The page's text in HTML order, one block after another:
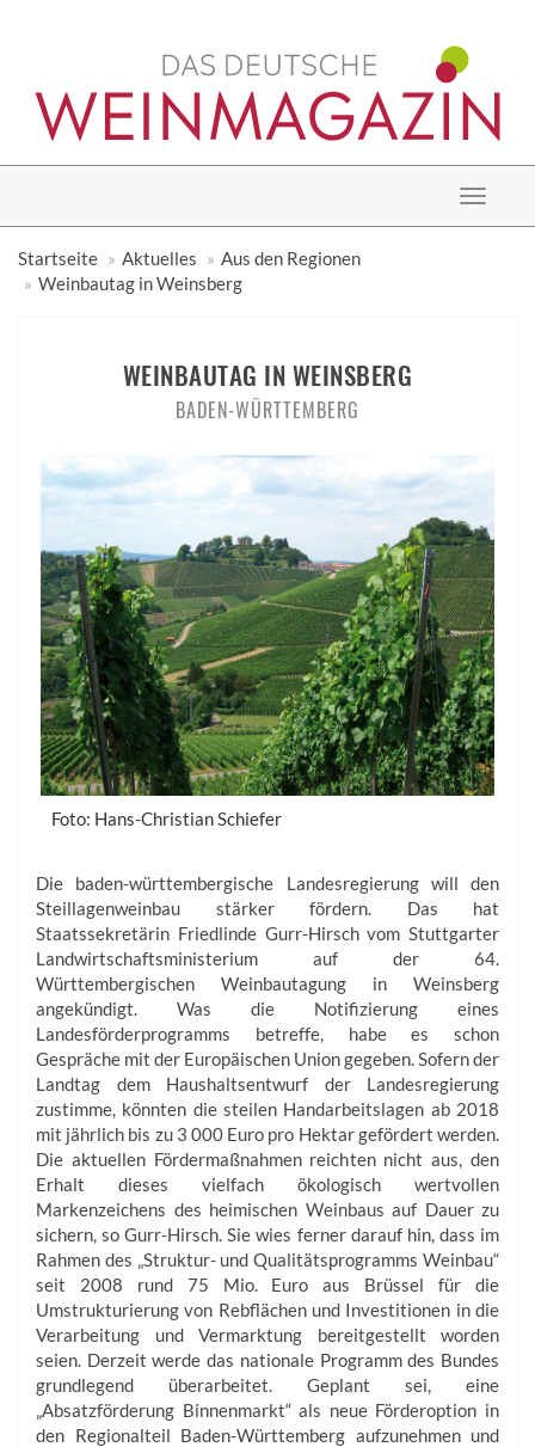
Toggle
Startseite
Aktuelles
Aus den Regionen
Weinbautag in Weinsberg
WEINBAUTAG IN WEINSBERG
BADEN-WÜRTTEMBERG
Foto: Hans-Christian Schiefer
Die baden-württembergische Landesregierung will den
Steillagenweinbau stärker fördern. Das hat
Staatssekretärin Friedlinde Gurr-Hirsch vom Stuttgarter
Landwirtschaftsministerium auf der 64.
Württembergischen Weinbautagung in Weinsberg
angekündigt. Was die Notifizierung eines
Landesförderprogramms betreffe, habe es schon
Gespräche mit der Europäischen Union gegeben. Sofern der
Landtag dem Haushaltsentwurf der Landesregierung
zustimme, könnten die steilen Handarbeitslagen ab 2018
mit jährlich bis zu 3 000 Euro pro Hektar gefördert werden.
Die aktuellen Fördermaßnahmen reichten nicht aus, den
Erhalt dieses vielfach ökologisch wertvollen
Markenzeichens des heimischen Weinbaus auf Dauer zu
sichern, so Gurr-Hirsch. Sie wies ferner darauf hin, dass im
Rahmen des „Struktur- und Qualitätsprogramms Weinbau“
seit 2008 rund 75 Mio. Euro aus Brüssel für die
Umstrukturierung von Rebflächen und Investitionen in die
Verarbeitung und Vermarktung bereitgestellt worden
seien. Derzeit werde das nationale Programm des Bundes
grundlegend überarbeitet. Geplant sei, eine
„Absatzförderung Binnenmarkt“ als neue Förderoption in
den Regionalteil Baden-Württemberg aufzunehmen und